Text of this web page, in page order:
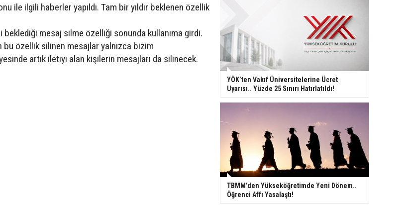
ile ilgili haberler yapıldı. Tam bir yıldır beklenen özellik
beklediği mesaj silme özelliği sonunda kullanıma girdi.
özellik silinen mesajlar yalnızca bizim
artık iletiyi alan kişilerin mesajları da silinecek.
YÖK’ten Vakıf Üniversitelerine Ücret
Uyarısı.. Yüzde 25 Sınırı Hatırlatıldı!
TBMM’den Yükseköğretimde Yeni Dönem..
Öğrenci Affı Yasalaştı!